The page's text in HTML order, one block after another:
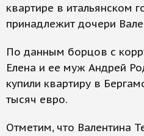
квартире в итальянском
принадлежит дочери
По данным борцов с
Елена и ее муж Андрей
купили квартиру в
тысяч евро.
Отметим, что Валентина